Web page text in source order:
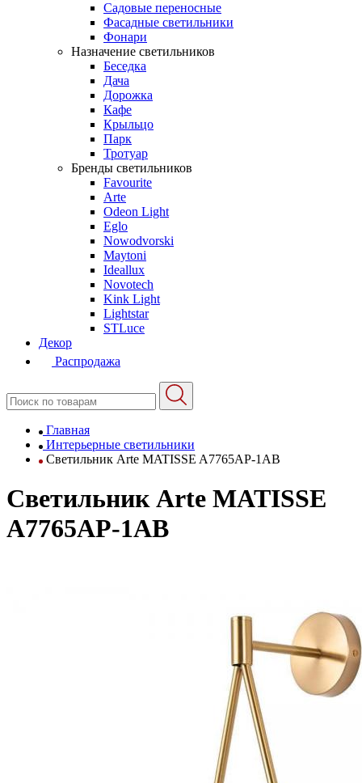
Садовые переносные
Фасадные светильники
Фонари
Назначение светильников
Беседка
Дача
Дорожка
Кафе
Крыльцо
Парк
Тротуар
Бренды светильников
Favourite
Arte
Odeon Light
Eglo
Nowodvorski
Maytoni
Ideallux
Novotech
Kink Light
Lightstar
STLuce
Декор
Распродажа
Главная
Интерьерные светильники
Светильник Arte MATISSE A7765AP-1AB
Светильник Arte MATISSE
A7765AP-1AB